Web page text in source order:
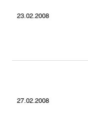
23.02.2008
27.02.2008